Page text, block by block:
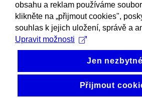
obsahu a reklam používáme
klikněte na „přijmout cookies",
souhlas k jejich uložení, správě a
Upravit možnosti
Jen nezbytné
Přijmout